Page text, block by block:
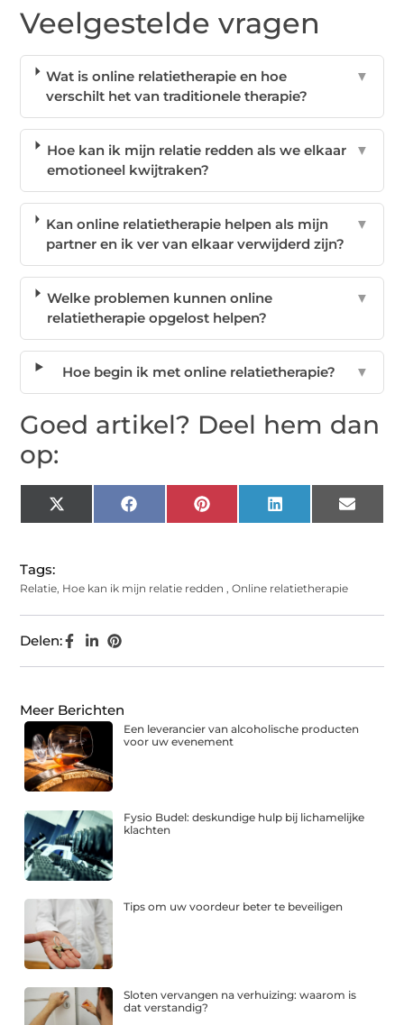
Veelgestelde vragen
Wat is online relatietherapie en hoe
verschilt het van traditionele therapie?
▼
Hoe kan ik mijn relatie redden als we elkaar
emotioneel kwijtraken?
▼
Kan online relatietherapie helpen als mijn
partner en ik ver van elkaar verwijderd zijn?
▼
Welke problemen kunnen online
relatietherapie opgelost helpen?
▼
Hoe begin ik met online relatietherapie? ▼
Goed artikel? Deel hem dan
op:
X
(Twitter)
Facebook Pinterest LinkedIn Email
Tags:
Relatie, Hoe kan ik mijn relatie redden ,Online relatietherapie
Delen:
Meer Berichten
Een leverancier van alcoholische producten
voor uw evenement
Fysio Budel: deskundige hulp bij lichamelijke
klachten
Tips om uw voordeur beter te beveiligen
Sloten vervangen na verhuizing: waarom is
dat verstandig?